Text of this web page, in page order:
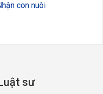
con nuôi
sư